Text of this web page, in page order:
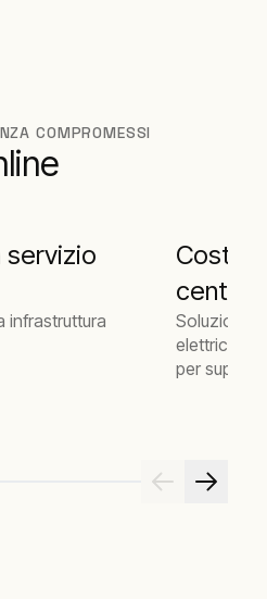
COMPROMESSI
servizio
infrastruttura
center
Soluzioni
elettrica,
per